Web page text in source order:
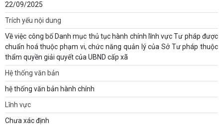
22/09/2025
Trích yếu nội dung
Về việc công bố Danh mục thủ tục hành chính lĩnh vực Tư pháp được
chuẩn hoá thuộc phạm vi, chức năng quản lý của Sở Tư pháp thuộc
thẩm quyền giải quyết của UBND cấp xã
Hệ thống văn bản
hệ thống văn bản hành chính
Lĩnh vực
Chưa xác định